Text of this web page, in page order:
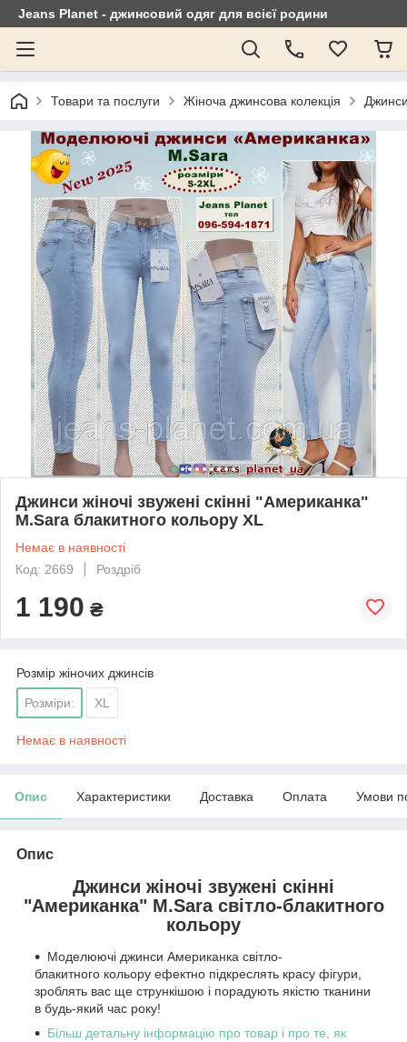
Jeans Planet - джинсовий одяг для всієї родини
Товари та послуги Жіноча джинсова колекція Джинси
Джинси жіночі звужені скінні "Американка"
M.Sara блакитного кольору XL
Немає в наявності
Код: 2669
Роздріб
1 190 ₴
Розмір жіночих джинсів
Розміри: XL
Немає в наявності
Опис Характеристики Доставка Оплата Умови
Опис
Джинси жіночі звужені скінні
"Американка" M.Sara світло-блакитного
кольору
Моделюючі джинси Американка світло-
блакитного кольору ефектно підкреслять красу фігури,
зроблять вас ще стрункішою і порадують якістю тканини
в будь-який час року!
Більш детальну інформацію про товар і про те, як